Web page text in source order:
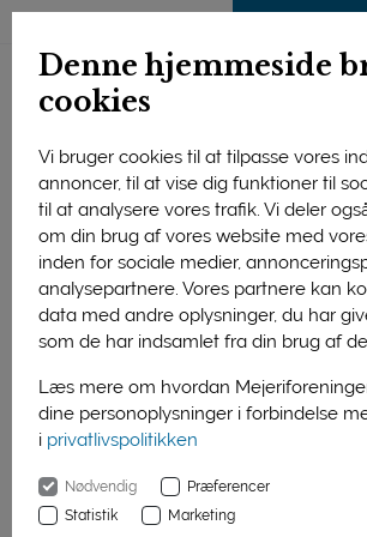
Denne hjemmeside
cookies
Vi bruger cookies til at tilpasse vores
annoncer, til at vise dig funktioner til
til at analysere vores trafik. Vi deler
om din brug af vores website med
inden for sociale medier,
analysepartnere. Vores partnere kan
data med andre oplysninger, du har
som de har indsamlet fra din brug af
Læs mere om hvordan
dine personoplysninger i forbindelse
i privatlivspolitikken
Nødvendig
Præferencer
Statistik
Marketing
Hver tirsdag frem til den 6. august kan
rundvisning på Aabybro Mejeri, hvor man